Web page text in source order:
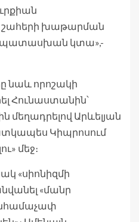
շահերի խաթարման
պատասխան կտա»,-
նաև որոշակի
Հունաստանին՝
Արևելյան
Կիպրոսում
մեջ։
«սիոնիզմի
«մանր